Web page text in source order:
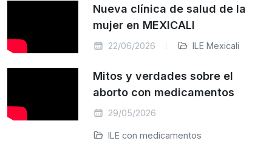
Nueva clínica de salud de la
mujer en MEXICALI
22/06/2026 ILE Mexicali
Mitos y verdades sobre el
aborto con medicamentos
29/05/2026
ILE con medicamentos